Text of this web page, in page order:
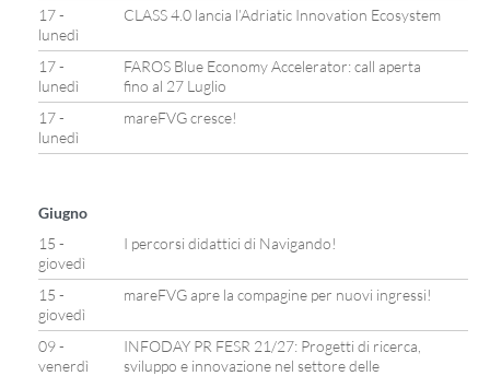
17 -
lunedì
CLASS 4.0 lancia l’Adriatic Innovation Ecosystem
17 -
lunedì
FAROS Blue Economy Accelerator: call aperta
fino al 27 Luglio
17 -
lunedì
mareFVG cresce!
Giugno
15 -
giovedì
I percorsi didattici di Navigando!
15 -
giovedì
mareFVG apre la compagine per nuovi ingressi!
09 -
venerdì
INFODAY PR FESR 21/27: Progetti di ricerca,
sviluppo e innovazione nel settore delle